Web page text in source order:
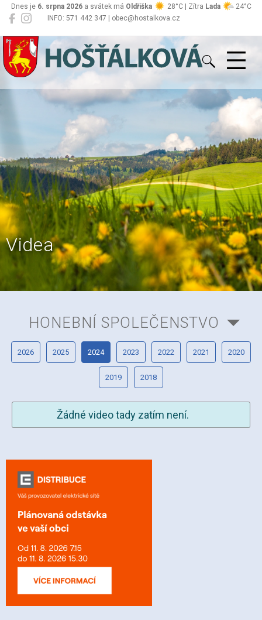
INFO: 571 442 347 | obec@hostalkova.cz
Dnes je 6. srpna 2026a svátek má Oldřiška 28°C | Zítra Lada 24°C
Hošťálková
Videa
HONEBNÍ SPOLEČENSTVO
2026 2025 2024 2023 2022 2021 2020
2019 2018
Žádné video tady zatím není.